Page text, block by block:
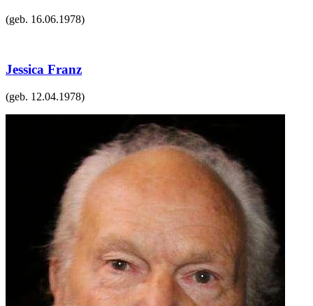
(geb. 16.06.1978)
Jessica Franz
(geb. 12.04.1978)